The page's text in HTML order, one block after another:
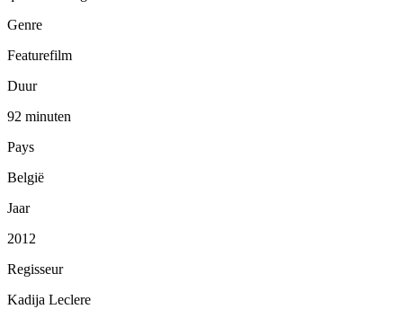
Genre
Featurefilm
Duur
92 minuten
Pays
België
Jaar
2012
Regisseur
Kadija Leclere